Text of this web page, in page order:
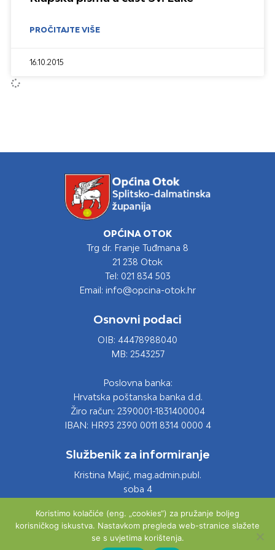
PROČITAJTE VIŠE
16.10.2015
OPĆINA OTOK
Trg dr. Franje Tuđmana 8
21 238 Otok
Tel: 021 834 503
Email: info@opcina-otok.hr
Osnovni podaci
OIB: 44478988040
MB: 2543257
Poslovna banka:
Hrvatska poštanska banka d.d.
Žiro račun: 2390001-1831400004
IBAN: HR93 2390 0011 8314 0000 4
Službenik za informiranje
Kristina Majić, mag.admin.publ.
soba 4
Email: info@opcina-otok.hr
Koristimo kolačiće (eng. „cookies“) za pružanje boljeg
korisničkog iskustva. Nastavkom pregleda web-stranice slažete
se s uvjetima korištenja.